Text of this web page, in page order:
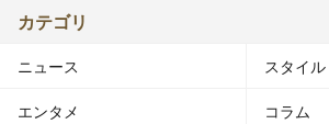
カテゴリ
ニュース スタイル
エンタメ コラム